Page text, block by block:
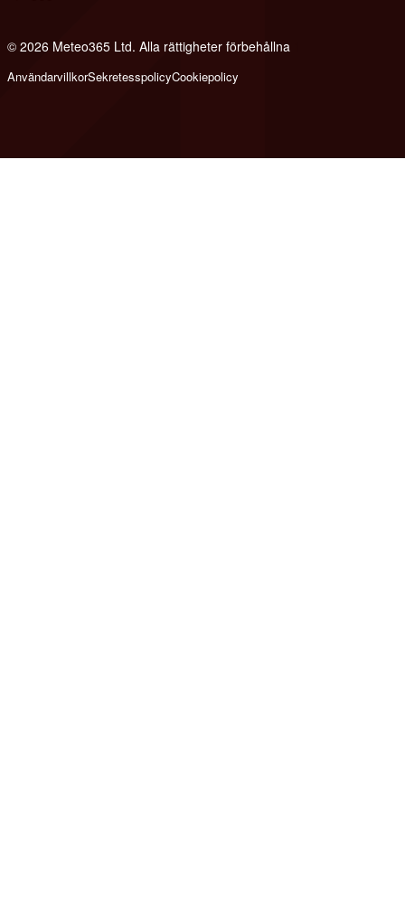
© 2026 Meteo365 Ltd. Alla rättigheter förbehållna
AnvändarvillkorSekretesspolicyCookiepolicy